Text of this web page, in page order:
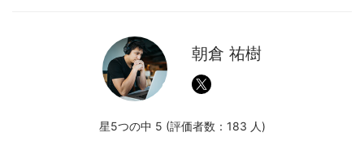
朝倉 祐樹
星5つの中 5 (評価者数： 183 人)